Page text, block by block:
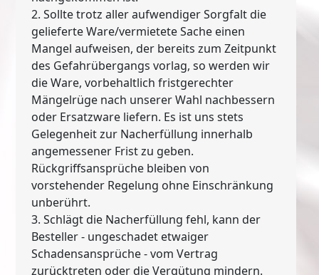
2. Sollte trotz aller aufwendiger Sorgfalt die
gelieferte Ware/vermietete Sache einen
Mangel aufweisen, der bereits zum Zeitpunkt
des Gefahrübergangs vorlag, so werden wir
die Ware, vorbehaltlich fristgerechter
Mängelrüge nach unserer Wahl nachbessern
oder Ersatzware liefern. Es ist uns stets
Gelegenheit zur Nacherfüllung innerhalb
angemessener Frist zu geben.
Rückgriffsansprüche bleiben von
vorstehender Regelung ohne Einschränkung
unberührt.
3. Schlägt die Nacherfüllung fehl, kann der
Besteller - ungeschadet etwaiger
Schadensansprüche - vom Vertrag
zurücktreten oder die Vergütung mindern.